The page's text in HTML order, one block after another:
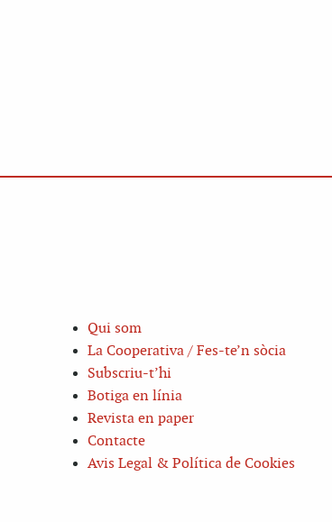
Qui som
La Cooperativa / Fes-te’n sòcia
Subscriu-t’hi
Botiga en línia
Revista en paper
Contacte
Avis Legal & Política de Cookies